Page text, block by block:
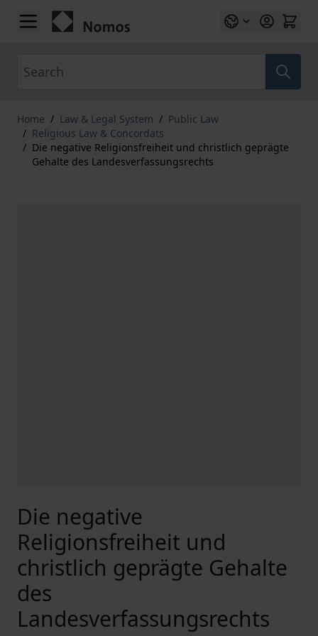
Skip to Content
Home / Law & Legal System / Public Law
/ Religious Law & Concordats
/ Die negative Religionsfreiheit und christlich geprägte
Gehalte des Landesverfassungsrechts
Die negative
Religionsfreiheit und
christlich geprägte Gehalte
des
Landesverfassungsrechts